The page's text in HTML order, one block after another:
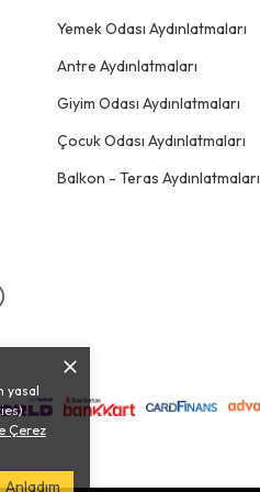
yasal
Çerez
Anladım
Yemek Odası Aydınlatmaları
Antre Aydınlatmaları
Giyim Odası Aydınlatmaları
Çocuk Odası Aydınlatmaları
Balkon - Teras Aydınlatmaları